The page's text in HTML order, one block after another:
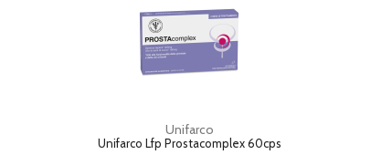
Unifarco
Unifarco Lfp Prostacomplex 60cps